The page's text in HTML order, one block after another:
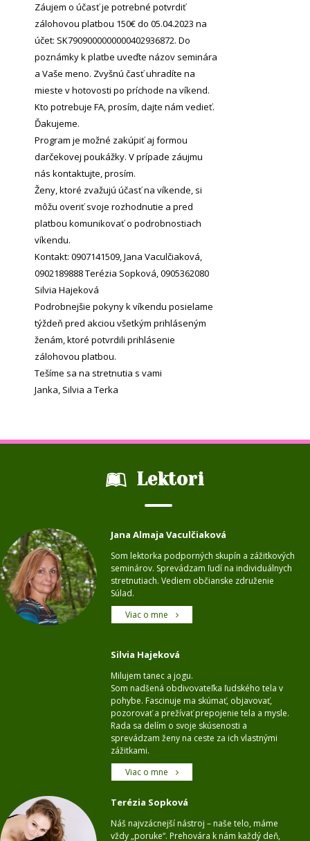
Záujem o účasť je potrebné potvrdiť
zálohovou platbou 150€ do 05.04.2023 na
účet: SK7909000000000402936872. Do
poznámky k platbe uveďte názov seminára
a Vaše meno. Zvyšnú časť uhradíte na
mieste v hotovosti po príchode na víkend.
Kto potrebuje FA, prosím, dajte nám vedieť.
Ďakujeme.
Program je možné zakúpiť aj formou
darčekovej poukážky. V prípade záujmu
nás kontaktujte, prosím.
Ženy, ktoré zvažujú účasť na víkende, si
môžu overiť svoje rozhodnutie a pred
platbou komunikovať o podrobnostiach
víkendu.
Kontakt: 0907141509, Jana Vaculčiaková,
0902189888 Terézia Sopková, 0905362080
Silvia Hajeková
Podrobnejšie pokyny k víkendu posielame
týždeň pred akciou všetkým prihláseným
ženám, ktoré potvrdili prihlásenie
zálohovou platbou.
Tešíme sa na stretnutia s vami
Janka, Silvia a Terka
Lektori
Jana Almaja Vaculčiaková
Som lektorka podporných skupín a zážitkových
seminárov. Sprevádzam ľudí na individuálnych
stretnutiach. Vediem občianske združenie
Súlad.
Viac o mne
Silvia Hajeková
Milujem tanec a jogu.
Som nadšená obdivovateľka ľudského tela v
pohybe. Fascinuje ma skúmať, objavovať,
pozorovať a prežívať prepojenie tela a mysle.
Rada sa delím o svoje skúsenosti a
sprevádzam ženy na ceste za ich vlastnými
zážitkami.
Viac o mne
Terézia Sopková
Náš najvzácnejší nástroj – naše telo, máme
vždy „poruke“. Prehovára k nám každý deň,